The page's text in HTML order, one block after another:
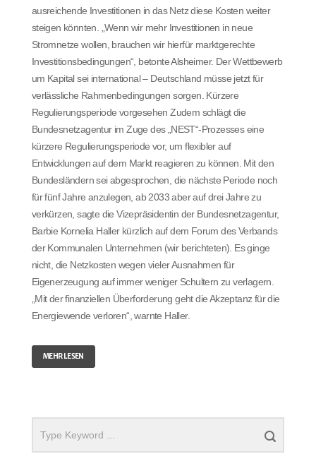
ausreichende Investitionen in das Netz diese Kosten weiter
steigen könnten. „Wenn wir mehr Investitionen in neue
Stromnetze wollen, brauchen wir hierfür marktgerechte
Investitionsbedingungen“, betonte Alsheimer. Der Wettbewerb
um Kapital sei international – Deutschland müsse jetzt für
verlässliche Rahmenbedingungen sorgen. Kürzere
Regulierungsperiode vorgesehen Zudem schlägt die
Bundesnetzagentur im Zuge des „NEST“-Prozesses eine
kürzere Regulierungsperiode vor, um flexibler auf
Entwicklungen auf dem Markt reagieren zu können. Mit den
Bundesländern sei abgesprochen, die nächste Periode noch
für fünf Jahre anzulegen, ab 2033 aber auf drei Jahre zu
verkürzen, sagte die Vizepräsidentin der Bundesnetzagentur,
Barbie Kornelia Haller kürzlich auf dem Forum des Verbands
der Kommunalen Unternehmen (wir berichteten). Es ginge
nicht, die Netzkosten wegen vieler Ausnahmen für
Eigenerzeugung auf immer weniger Schultern zu verlagern.
„Mit der finanziellen Überforderung geht die Akzeptanz für die
Energiewende verloren“, warnte Haller.
MEHR LESEN